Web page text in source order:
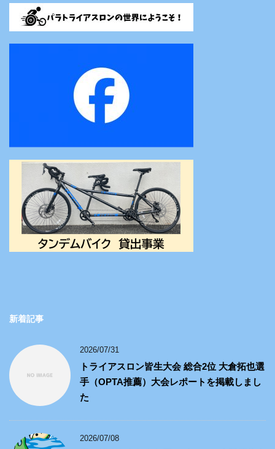
新着記事
2026/07/31
トライアスロン皆生大会 総合2位 大倉拓也選
手（OPTA推薦）大会レポートを掲載しまし
た
2026/07/08